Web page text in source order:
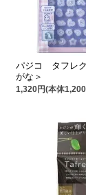
パジコ タフレ
がな＞
1,320円(本体